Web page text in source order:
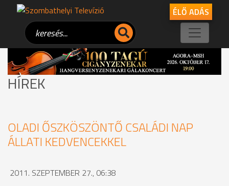
ÉLŐ ADÁS
HÍREK
OLADI ŐSZKÖSZÖNTŐ CSALÁDI NAP
ÁLLATI KEDVENCEKKEL
2011. SZEPTEMBER 27., 06:38